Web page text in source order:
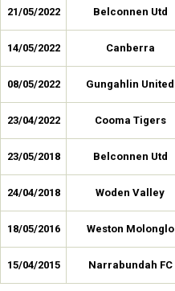
21/05/2022 Belconnen Utd
14/05/2022 Canberra
08/05/2022 Gungahlin United
23/04/2022 Cooma Tigers
23/05/2018 Belconnen Utd
24/04/2018 Woden Valley
18/05/2016 Weston Molonglo
15/04/2015 Narrabundah FC